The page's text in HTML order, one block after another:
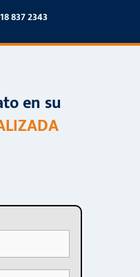
837 2343
en su